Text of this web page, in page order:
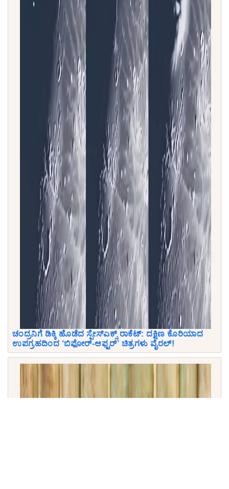
ಚಂದ್ರನಿಗೆ ಡಿಕ್ಕಿ ಹೊಡೆದ ಸ್ಪೇಸ್‌ಎಕ್ಸ್ ರಾಕೆಟ್: ದಕ್ಷಿಣ ಕೊರಿಯಾದ
ಉಪಗ್ರಹದಿಂದ ‘ಬಿಫೋರ್-ಆಫ್ಟರ್’ ಚಿತ್ರಗಳು ವೈರಲ್!